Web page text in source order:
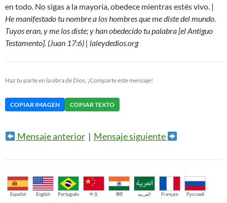
en todo. No sigas a la mayoría, obedece mientras estés vivo. |
He manifestado tu nombre a los hombres que me diste del mundo.
Tuyos eran, y me los diste; y han obedecido tu palabra [el Antiguo
Testamento]. (Juan 17:6) | laleydedios.org
Haz tu parte en la obra de Dios. ¡Comparte este mensaje!
COPIAR IMAGEN COPIAR TEXTO
Mensaje anterior| Mensaje siguiente
Español English Português 中文 हिंदी العربية Français Русский